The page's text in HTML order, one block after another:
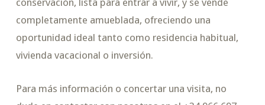
completamente amueblada, ofreciendo una
oportunidad ideal tanto como residencia habitual,
vivienda vacacional o inversión.
Para más información o concertar una visita, no